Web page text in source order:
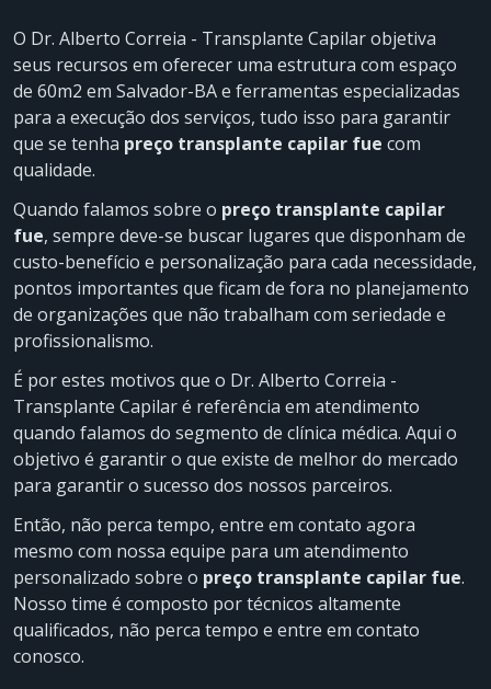
O Dr. Alberto Correia - Transplante Capilar objetiva
seus recursos em oferecer uma estrutura com espaço
de 60m2 em Salvador-BA e ferramentas especializadas
para a execução dos serviços, tudo isso para garantir
que se tenha preço transplante capilar fue com
qualidade.
Quando falamos sobre o preço transplante capilar
fue, sempre deve-se buscar lugares que disponham de
custo-benefício e personalização para cada necessidade,
pontos importantes que ficam de fora no planejamento
de organizações que não trabalham com seriedade e
profissionalismo.
É por estes motivos que o Dr. Alberto Correia -
Transplante Capilar é referência em atendimento
quando falamos do segmento de clínica médica. Aqui o
objetivo é garantir o que existe de melhor do mercado
para garantir o sucesso dos nossos parceiros.
Então, não perca tempo, entre em contato agora
mesmo com nossa equipe para um atendimento
personalizado sobre o preço transplante capilar fue.
Nosso time é composto por técnicos altamente
qualificados, não perca tempo e entre em contato
conosco.